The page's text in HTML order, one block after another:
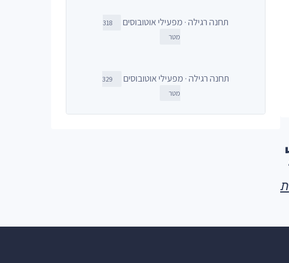
תחנה רגילה · מפעילי אוטובוסים
318
מטר
תחנה רגילה · מפעילי אוטובוסים
329
מטר
ת